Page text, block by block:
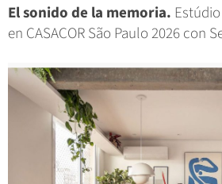
El sonido de la memoria.
en CASACOR São Paulo 2026 con